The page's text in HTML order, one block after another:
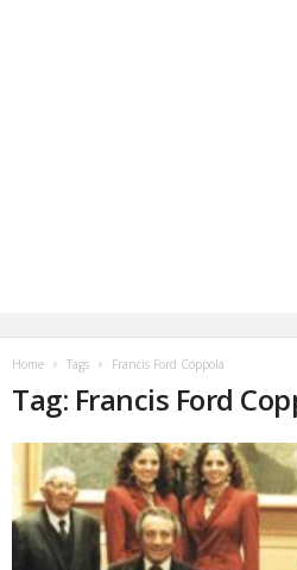
Home Tags Francis Ford Coppola
Tag: Francis Ford